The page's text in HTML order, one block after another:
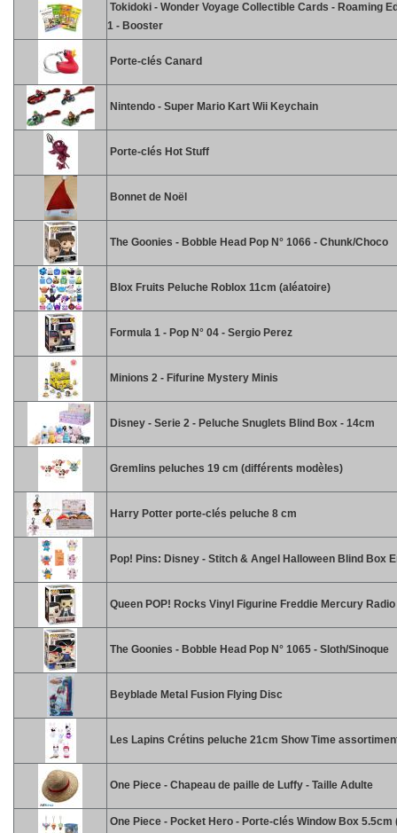
Tokidoki - Wonder Voyage Collectible Cards - Roaming
1 - Booster
Porte-clés Canard
Nintendo - Super Mario Kart Wii Keychain
Porte-clés Hot Stuff
Bonnet de Noël
The Goonies - Bobble Head Pop N° 1066 - Chunk/Choco
Blox Fruits Peluche Roblox 11cm (aléatoire)
Formula 1 - Pop N° 04 - Sergio Perez
Minions 2 - Fifurine Mystery Minis
Disney - Serie 2 - Peluche Snuglets Blind Box - 14cm
Gremlins peluches 19 cm (différents modèles)
Harry Potter porte-clés peluche 8 cm
Pop! Pins: Disney - Stitch & Angel Halloween Blind Box
Queen POP! Rocks Vinyl Figurine Freddie Mercury
The Goonies - Bobble Head Pop N° 1065 - Sloth/Sinoque
Beyblade Metal Fusion Flying Disc
Les Lapins Crétins peluche 21cm Show Time
One Piece - Chapeau de paille de Luffy - Taille Adulte
One Piece - Pocket Hero - Porte-clés Window Box